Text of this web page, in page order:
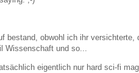
bestand, obwohl ich ihr versichterte,
Wissenschaft und so...
eigentlich nur hard sci-fi